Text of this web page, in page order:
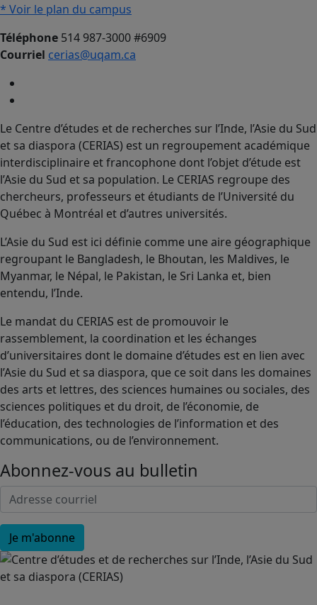
* Voir le plan du campus
Téléphone 514 987-3000 #6909
Courriel cerias@uqam.ca
Le Centre d’études et de recherches sur l’Inde, l’Asie du Sud
et sa diaspora (CERIAS) est un regroupement académique
interdisciplinaire et francophone dont l’objet d’étude est
l’Asie du Sud et sa population. Le CERIAS regroupe des
chercheurs, professeurs et étudiants de l’Université du
Québec à Montréal et d’autres universités.
L’Asie du Sud est ici définie comme une aire géographique
regroupant le Bangladesh, le Bhoutan, les Maldives, le
Myanmar, le Népal, le Pakistan, le Sri Lanka et, bien
entendu, l’Inde.
Le mandat du CERIAS est de promouvoir le
rassemblement, la coordination et les échanges
d’universitaires dont le domaine d’études est en lien avec
l’Asie du Sud et sa diaspora, que ce soit dans les domaines
des arts et lettres, des sciences humaines ou sociales, des
sciences politiques et du droit, de l’économie, de
l’éducation, des technologies de l’information et des
communications, ou de l’environnement.
Abonnez-vous au bulletin